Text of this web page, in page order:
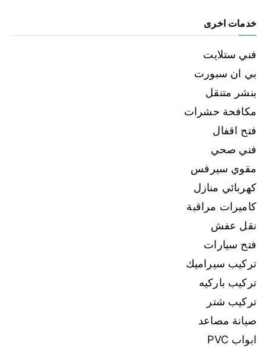
خدمات اخرى
فني ستلايت
بي ان سبورت
بنشر متنقل
مكافحة حشرات
فتح اقفال
فني صحي
مقوي سيرفس
كهربائي منازل
كاميرات مراقبة
نقل عفش
فتح سيارات
تركيب سيراميك
تركيب باركيه
تركيب شتر
صيانة مصاعد
ابواب PVC